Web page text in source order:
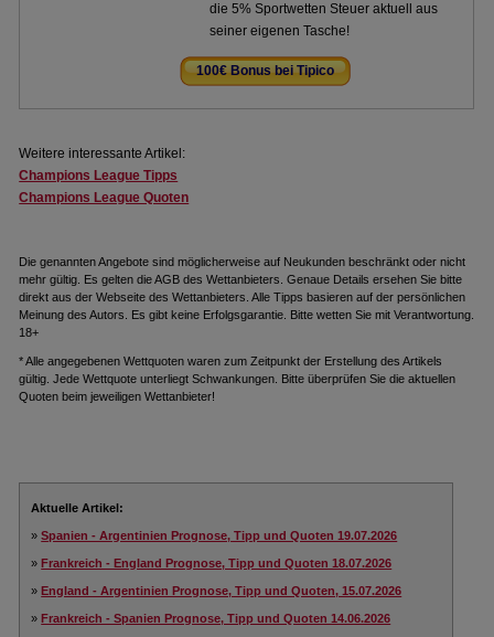
die 5% Sportwetten Steuer aktuell aus
seiner eigenen Tasche!
100€ Bonus bei Tipico
Weitere interessante Artikel:
Champions League Tipps
Champions League Quoten
Die genannten Angebote sind möglicherweise auf Neukunden beschränkt oder nicht
mehr gültig. Es gelten die AGB des Wettanbieters. Genaue Details ersehen Sie bitte
direkt aus der Webseite des Wettanbieters. Alle Tipps basieren auf der persönlichen
Meinung des Autors. Es gibt keine Erfolgsgarantie. Bitte wetten Sie mit Verantwortung.
18+
* Alle angegebenen Wettquoten waren zum Zeitpunkt der Erstellung des Artikels
gültig. Jede Wettquote unterliegt Schwankungen. Bitte überprüfen Sie die aktuellen
Quoten beim jeweiligen Wettanbieter!
Aktuelle Artikel:
»Spanien - Argentinien Prognose, Tipp und Quoten 19.07.2026
»Frankreich - England Prognose, Tipp und Quoten 18.07.2026
»England - Argentinien Prognose, Tipp und Quoten, 15.07.2026
»Frankreich - Spanien Prognose, Tipp und Quoten 14.06.2026